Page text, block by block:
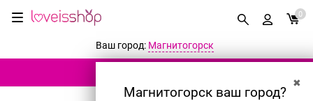
0
Ваш город: Магнитогорск
✖
Магнитогорск ваш город?